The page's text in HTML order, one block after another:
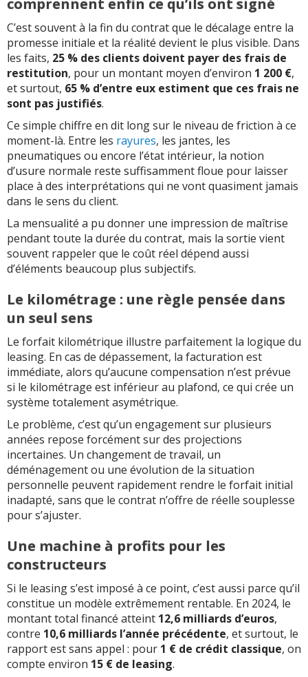
C’est souvent à la fin du contrat que le décalage entre la
promesse initiale et la réalité devient le plus visible. Dans
les faits, 25 % des clients doivent payer des frais de
restitution, pour un montant moyen d’environ 1 200 €,
et surtout, 65 % d’entre eux estiment que ces frais ne
sont pas justifiés.
Ce simple chiffre en dit long sur le niveau de friction à ce
moment-là. Entre les rayures, les jantes, les
pneumatiques ou encore l’état intérieur, la notion
d’usure normale reste suffisamment floue pour laisser
place à des interprétations qui ne vont quasiment jamais
dans le sens du client.
La mensualité a pu donner une impression de maîtrise
pendant toute la durée du contrat, mais la sortie vient
souvent rappeler que le coût réel dépend aussi
d’éléments beaucoup plus subjectifs.
Le kilométrage : une règle pensée dans
un seul sens
Le forfait kilométrique illustre parfaitement la logique du
leasing. En cas de dépassement, la facturation est
immédiate, alors qu’aucune compensation n’est prévue
si le kilométrage est inférieur au plafond, ce qui crée un
système totalement asymétrique.
Le problème, c’est qu’un engagement sur plusieurs
années repose forcément sur des projections
incertaines. Un changement de travail, un
déménagement ou une évolution de la situation
personnelle peuvent rapidement rendre le forfait initial
inadapté, sans que le contrat n’offre de réelle souplesse
pour s’ajuster.
Une machine à profits pour les
constructeurs
Si le leasing s’est imposé à ce point, c’est aussi parce qu’il
constitue un modèle extrêmement rentable. En 2024, le
montant total financé atteint 12,6 milliards d’euros,
contre 10,6 milliards l’année précédente, et surtout, le
rapport est sans appel : pour 1 € de crédit classique, on
compte environ 15 € de leasing.